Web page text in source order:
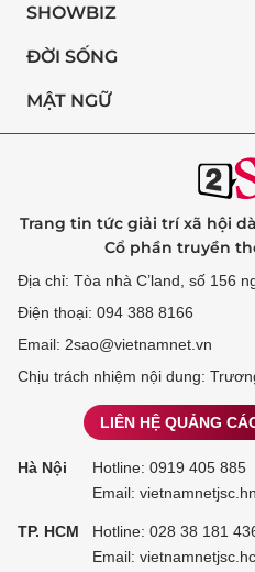
SHOWBIZ
ĐỜI SỐNG
MẬT NGỮ
Trang tin tức giải trí xã hội
Cổ phần truyền
Địa chỉ: Tòa nhà C’land, số 156
Điện thoại: 094 388 8166
Email: 2sao@vietnamnet.vn
Chịu trách nhiệm nội dung:
LIÊN HỆ QUẢNG
Hà Nội Hotline: 0919 405 885
Email:
TP. HCM Hotline: 028 38 181
Email: